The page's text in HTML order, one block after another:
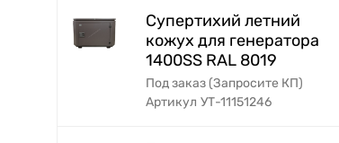
Супертихий летний
кожух для генератора
1400SS RAL 8019
Под заказ (Запросите КП)
Артикул УТ-11151246